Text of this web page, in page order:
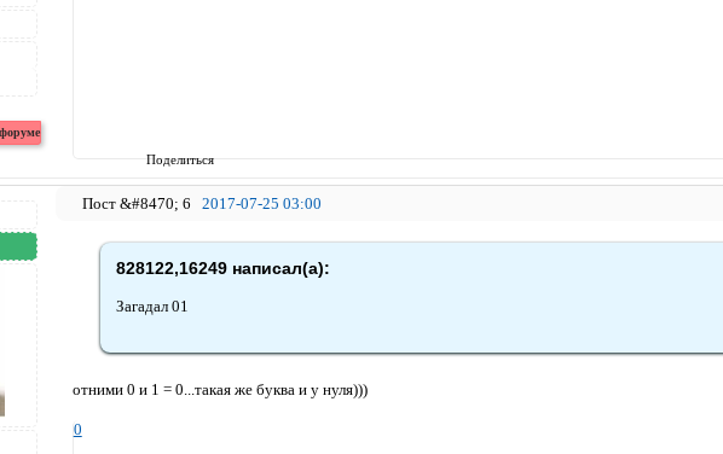
Поделиться
6 2017-07-25 03:00
828122,16249 написал(а):
Загадал 01
отними 0 и 1 = 0...такая же буква и у нуля)))
0